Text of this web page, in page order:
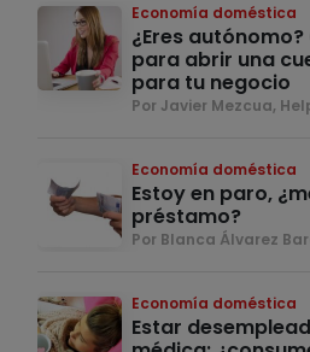
Economía doméstica
¿Eres
para abrir una
para tu negocio
Por Javier Mezcua,
Economía doméstica
Estoy en paro,
préstamo?
Por Blanca Álvarez
Economía doméstica
Estar